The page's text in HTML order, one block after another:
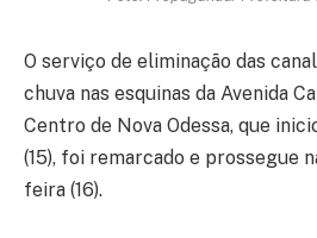
O serviço de eliminação das
chuva nas esquinas da Avenida
Centro de Nova Odessa, que
(15), foi remarcado e prossegue
feira (16).